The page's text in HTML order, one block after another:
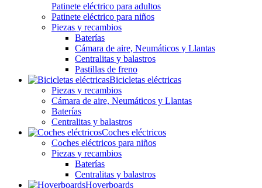
Patinete eléctrico para adultos
Patinete eléctrico para niños
Piezas y recambios
Baterías
Cámara de aire, Neumáticos y Llantas
Centralitas y balastros
Pastillas de freno
Bicicletas eléctricas
Piezas y recambios
Cámara de aire, Neumáticos y Llantas
Baterías
Centralitas y balastros
Coches eléctricos
Coches eléctricos para niños
Piezas y recambios
Baterías
Centralitas y balastros
Hoverboards